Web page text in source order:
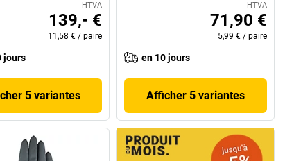
HTVA
139,- €
11,58 € /paire
jours
5 variantes
HTVA
71,90 €
5,99 € / paire
en 10 jours
Afficher 5 variantes